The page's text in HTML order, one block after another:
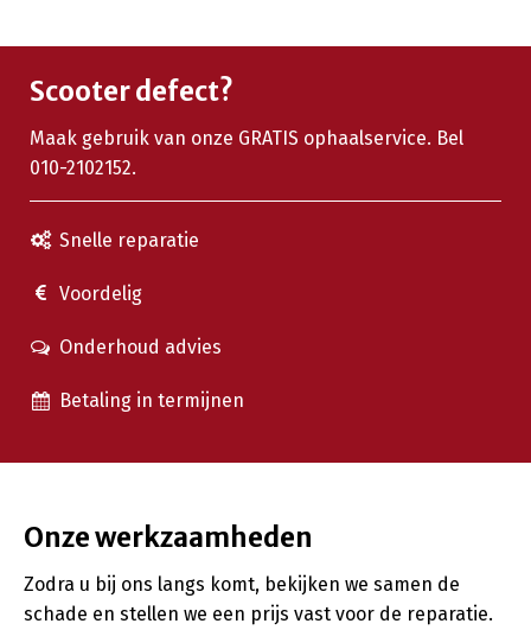
Scooter defect?
Maak gebruik van onze GRATIS ophaalservice. Bel
010-2102152.
Snelle reparatie
Voordelig
Onderhoud advies
Betaling in termijnen
Onze werkzaamheden
Zodra u bij ons langs komt, bekijken we samen de
schade en stellen we een prijs vast voor de reparatie.